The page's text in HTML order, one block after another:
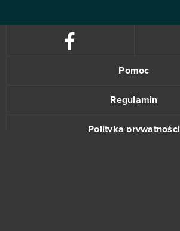
Pomoc
Regulamin
Polityka prywatności